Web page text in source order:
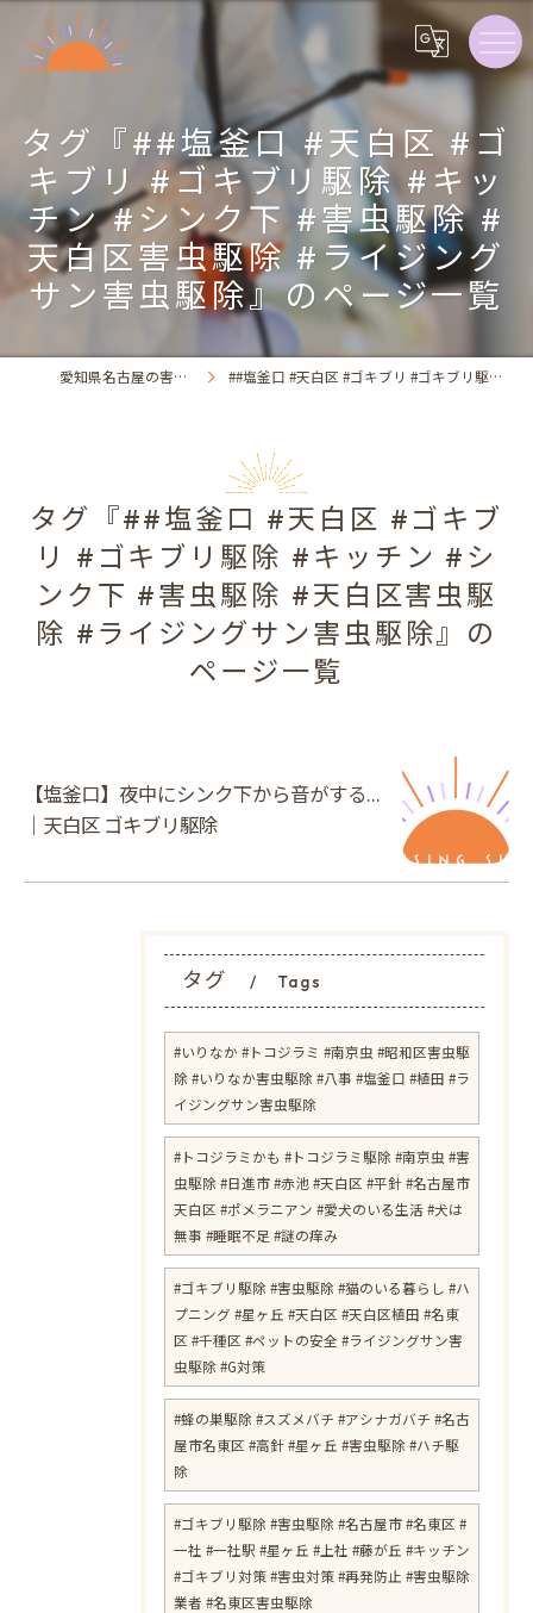
タグ『##塩釜口 #天白区 #ゴ
キブリ #ゴキブリ駆除 #キッ
チン #シンク下 #害虫駆除 #
天白区害虫駆除 #ライジング
サン害虫駆除』のページ一覧
愛知県名古屋の害虫駆除ならライジング・サン害虫駆除 ##塩釜口 #天白区 #ゴキブリ #ゴキブリ駆除 #キッチン #シンク下 #害虫駆除 #天白区害虫駆除 #ライジングサン害虫駆除
タグ『##塩釜口 #天白区 #ゴキブ
リ #ゴキブリ駆除 #キッチン #シ
ンク下 #害虫駆除 #天白区害虫駆
除 #ライジングサン害虫駆除』の
ページ一覧
【塩釜口】夜中にシンク下から音がする…
｜天白区 ゴキブリ駆除
タグ Tags
#いりなか #トコジラミ #南京虫 #昭和区害虫駆
除 #いりなか害虫駆除 #八事 #塩釜口 #植田 #ラ
イジングサン害虫駆除
​#トコジラミかも #トコジラミ駆除 #南京虫 #害
虫駆除 #日進市 #赤池 #天白区 #平針 #名古屋市
天白区 #ポメラニアン #愛犬のいる生活 #犬は
無事 #睡眠不足 #謎の痒み
​#ゴキブリ駆除 #害虫駆除 #猫のいる暮らし #ハ
プニング #星ヶ丘 #天白区 #天白区植田 #名東
区 #千種区 #ペットの安全 #ライジングサン害
虫駆除 #G対策
#蜂の巣駆除 #スズメバチ #アシナガバチ #名古
屋市名東区 #高針 #星ヶ丘 #害虫駆除 #ハチ駆
除
#ゴキブリ駆除 #害虫駆除 #名古屋市 #名東区 #
一社 #一社駅 #星ヶ丘 #上社 #藤が丘 #キッチン
#ゴキブリ対策 #害虫対策 #再発防止 #害虫駆除
業者 #名東区害虫駆除